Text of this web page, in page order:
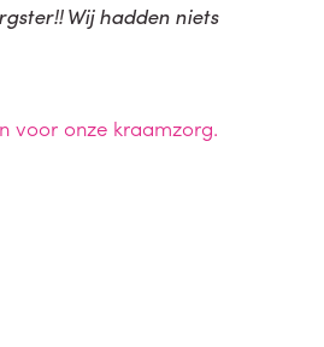
Wij hadden niets
voor onze kraamzorg.